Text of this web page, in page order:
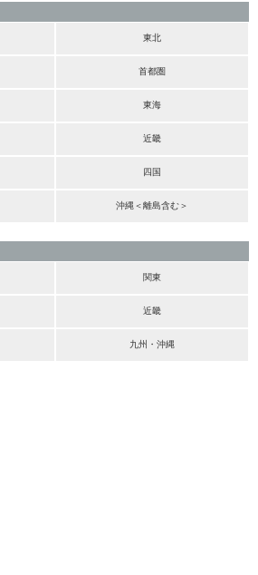
東北
首都圏
東海
近畿
四国
沖縄＜離島含む＞
関東
近畿
九州・沖縄